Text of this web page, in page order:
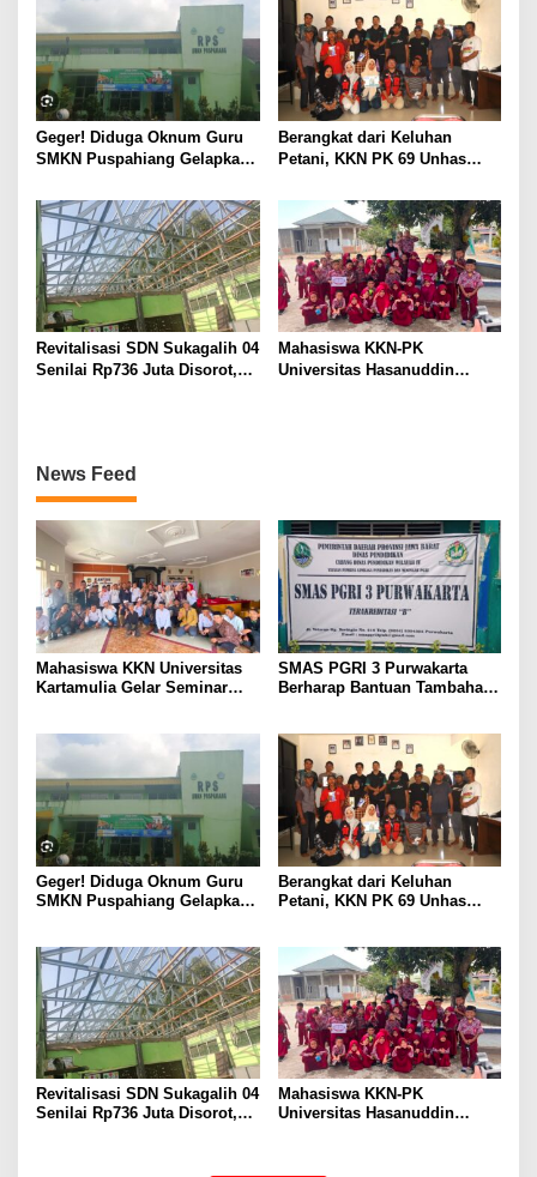
Sukamulya
Mencukupi
Geger! Diduga Oknum Guru
SMKN Puspahiang Gelapkan
Rp42 Juta, Dugaan
Penggunaan Dana BOS
Disorot
Berangkat dari Keluhan
Petani, KKN PK 69 Unhas
Cegah Keracunan Bahan
Kimia Pertanian
Revitalisasi SDN Sukagalih 04
Senilai Rp736 Juta Disorot,
Mahasiswa KKN-PK
Universitas Hasanuddin
News Feed
Mahasiswa KKN Universitas
Kartamulia Gelar Seminar
Sukamulya
SMAS PGRI 3 Purwakarta
Berharap Bantuan Tambahan
Mencukupi
Geger! Diduga Oknum Guru
SMKN Puspahiang Gelapkan
Penggunaan Dana BOS
Disorot
Berangkat dari Keluhan
Petani, KKN PK 69 Unhas
Kimia Pertanian
Revitalisasi SDN Sukagalih 04
Senilai Rp736 Juta Disorot,
Mahasiswa KKN-PK
Universitas Hasanuddin